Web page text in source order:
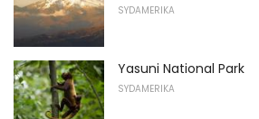
SYDAMERIKA
Yasuni National Park
SYDAMERIKA